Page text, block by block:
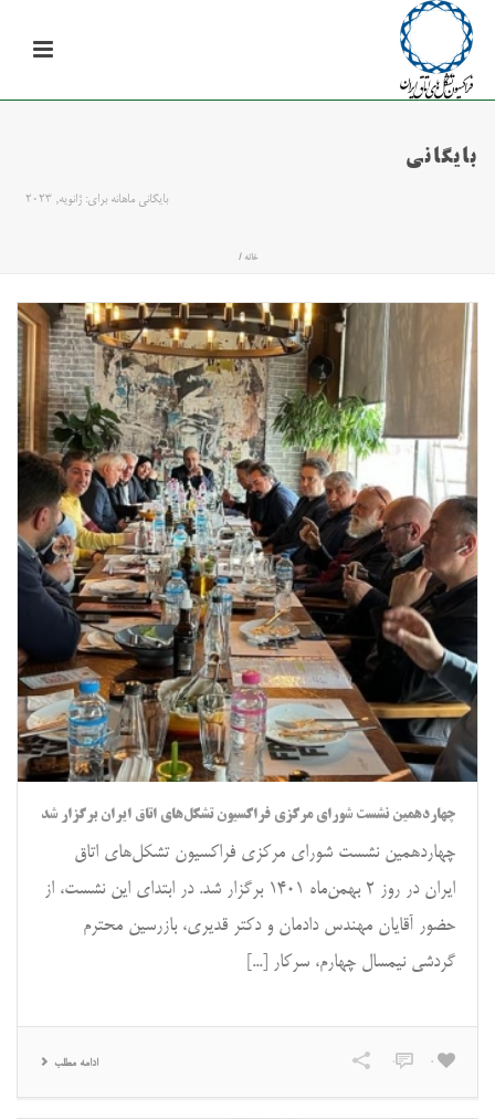
بایگانی
بایگانی ماهانه برای: ژانویه, 2023
خانه /
چهاردهمین نشست شورای مرکزی فراکسیون تشکل‌های اتاق ایران برگزار شد
چهاردهمین نشست شورای مرکزی فراکسیون تشکل‌های اتاق
ایران در روز ۲ بهمن‌ماه ۱۴۰۱ برگزار شد. در ابتدای این نشست، از
حضور آقایان مهندس دادمان و دکتر قدیری، بازرسین محترم
گردشی نیمسال چهارم، سرکار [...]
ادامه مطلب 0
0